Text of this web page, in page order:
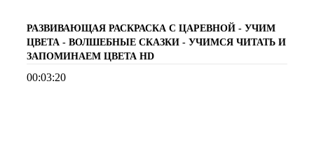
РАЗВИВАЮЩАЯ РАСКРАСКА С ЦАРЕВНОЙ - УЧИМ
ЦВЕТА - ВОЛШЕБНЫЕ СКАЗКИ - УЧИМСЯ ЧИТАТЬ И
ЗАПОМИНАЕМ ЦВЕТА HD
00:03:20